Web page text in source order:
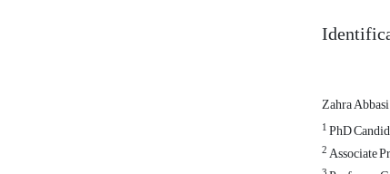
Zahra Abbasi
1PhD
2Associate